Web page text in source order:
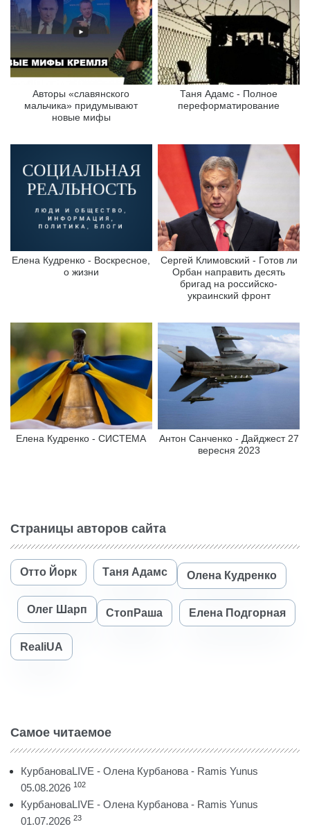
Авторы «славянского
мальчика» придумывают
новые мифы
Таня Адамс - Полное
переформатирование
Елена Кудренко - Воскресное,
о жизни
Сергей Климовский - Готов ли
Орбан направить десять
бригад на российско-
украинский фронт
Елена Кудренко - СИСТЕМА
Антон Санченко - Дайджест 27
вересня 2023
Страницы авторов сайта
Отто Йорк Таня Адамс Олена Кудренко
Олег Шарп СтопРаша Елена Подгорная
RealiUA
Самое читаемое
КурбановаLIVE - Олена Курбанова - Ramis Yunus
05.08.2026 102
КурбановаLIVE - Олена Курбанова - Ramis Yunus
01.07.2026 23